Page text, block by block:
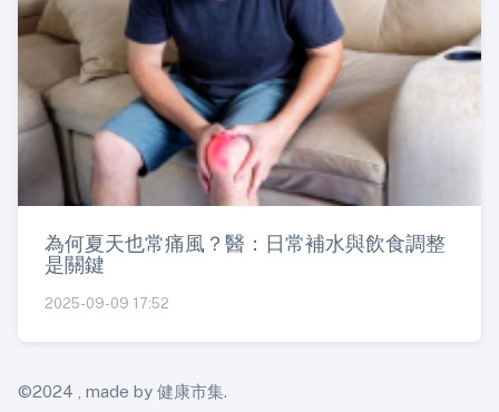
為何夏天也常痛風？醫：日常補水與飲食調整
是關鍵
2025-09-09 17:52
©2024 , made by 健康市集.